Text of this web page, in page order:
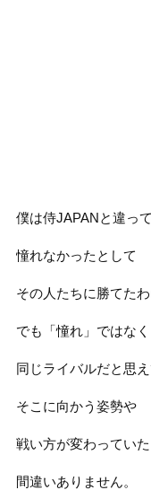
僕は侍JAPANと違って
憧れなかったとして
その人たちに勝てた
でも「憧れ」ではなく
同じライバルだと思
そこに向かう姿勢や
戦い方が変わってい
間違いありません。